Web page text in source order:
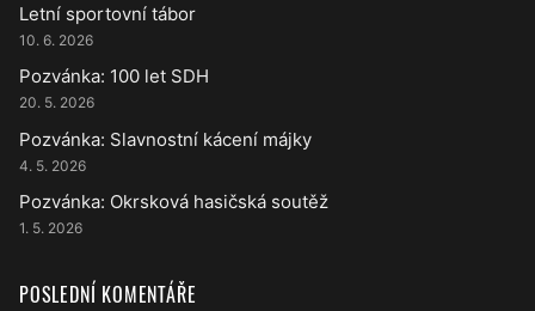
Letní sportovní tábor
10. 6. 2026
Pozvánka: 100 let SDH
20. 5. 2026
Pozvánka: Slavnostní kácení májky
4. 5. 2026
Pozvánka: Okrsková hasičská soutěž
1. 5. 2026
POSLEDNÍ KOMENTÁŘE